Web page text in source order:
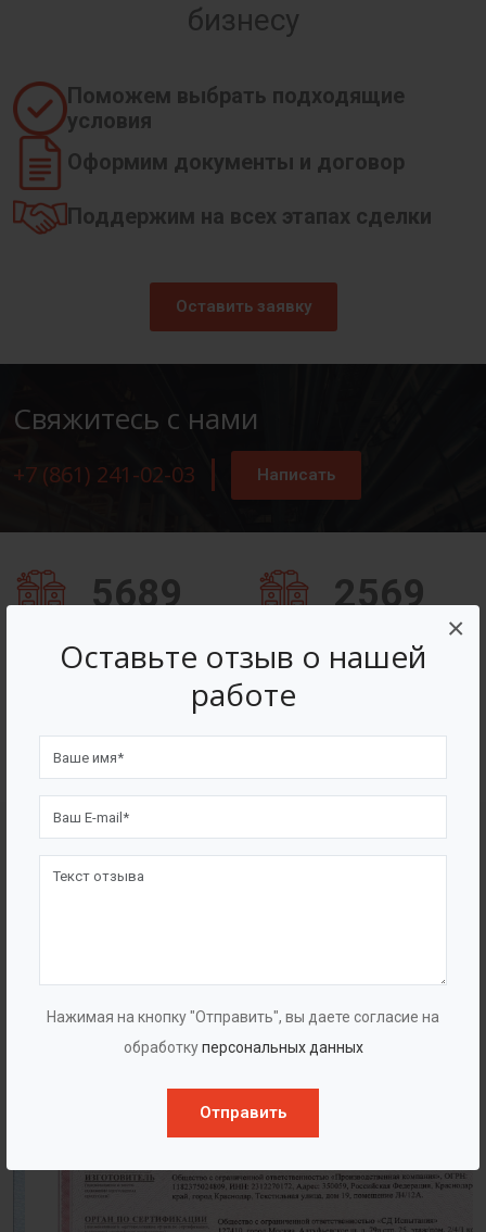
Оставьте отзыв о нашей
работе
Нажимая на кнопку "Отправить", вы даете согласие на
обработкуперсональных данных
Отправить
×
бизнесу
Поможем выбрать подходящие
условия
Оформим документы и договор
Поддержим на всех этапах сделки
Оставить заявку
Свяжитесь с нами
+7 (861) 241-02-03 Написать
5689 2569
Счастливых клиентов
Сертификаты